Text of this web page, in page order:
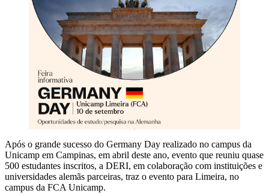
Após o grande sucesso do Germany Day realizado no campus da
Unicamp em Campinas, em abril deste ano, evento que reuniu quase
500 estudantes inscritos, a DERI, em colaboração com instituições e
universidades alemãs parceiras, traz o evento para Limeira, no
campus da FCA Unicamp.